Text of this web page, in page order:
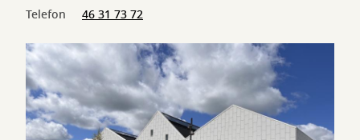
Telefon
46 31 73 72